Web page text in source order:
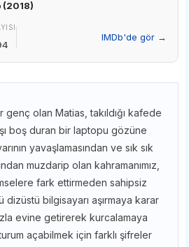
(2018)
IMDb'de gör →
genç olan Matias, takıldığı kafede
boş duran bir laptopu gözüne
yavaşlamasından ve sık sık
muzdarip olan kahramanımız,
fark ettirmeden sahipsiz
bilgisayarı aşırmaya karar
evine getirerek kurcalamaya
açabilmek için farklı şifreler